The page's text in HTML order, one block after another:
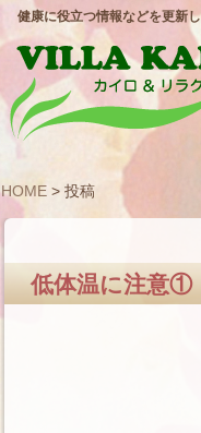
健康に役立つ情報などを更新し
HOME > 投稿
低体温に注意